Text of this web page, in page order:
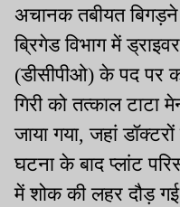
अचानक तबीयत
ब्रिगेड विभाग में
(डीसीपीओ) के पद पर
गिरी को तत्काल टाटा
जाया गया, जहां
घटना के बाद प्लांट
में शोक की लहर दौड़